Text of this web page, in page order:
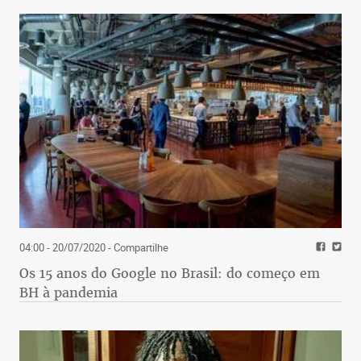
04:00 - 20/07/2020- Compartilhe
Os 15 anos do Google no Brasil: do começo em
BH à pandemia